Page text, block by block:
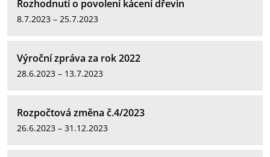
Rozhodnutí o povolení kácení dřevin
8.7.2023 – 25.7.2023
Výroční zpráva za rok 2022
28.6.2023 – 13.7.2023
Rozpočtová změna č.4/2023
26.6.2023 – 31.12.2023